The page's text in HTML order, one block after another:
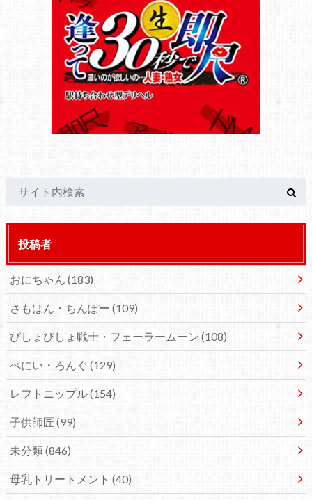
投稿者
おにちゃん (183)
さもはん・ちんぽー (109)
びしょびしょ戦士・フェーラームーン (108)
ぺにい・ろんぐ (129)
レフトニップル(154)
子供師匠 (99)
未分類(846)
母乳トリートメント (40)